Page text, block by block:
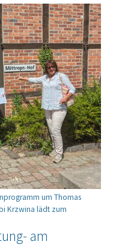
um Thomas
Krzwina lädt zum
am